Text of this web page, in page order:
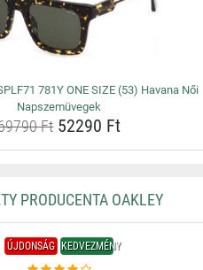
781Y ONE SIZE (53) Havana Női
Napszemüvegek
Ft52290 Ft
PRODUCENTA OAKLEY
ÚJDONSÁG KEDVEZMÉNY